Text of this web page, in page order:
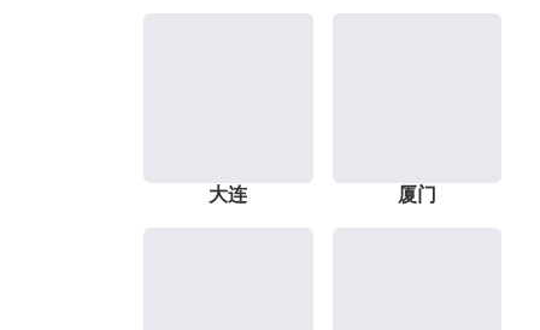
大连 厦门